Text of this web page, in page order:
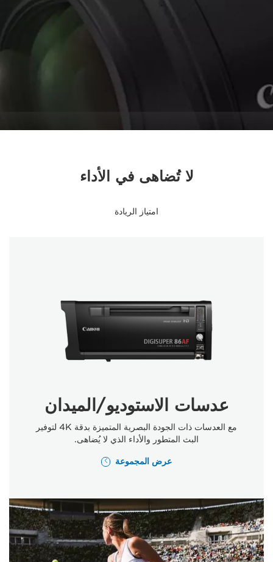
لا تُضاهى في الأداء
امتياز الريادة
عدسات الاستوديو/الميدان
مع العدسات ذات الجودة البصرية المتميزة بدقة ‎4K لتوفير
البث المتطور والأداء الذي لا يُضاهى.
عرض المجموعة